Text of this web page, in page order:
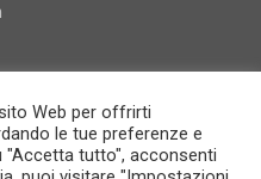
Web per offrirti
le tue preferenze e
"Accetta tutto", acconsenti